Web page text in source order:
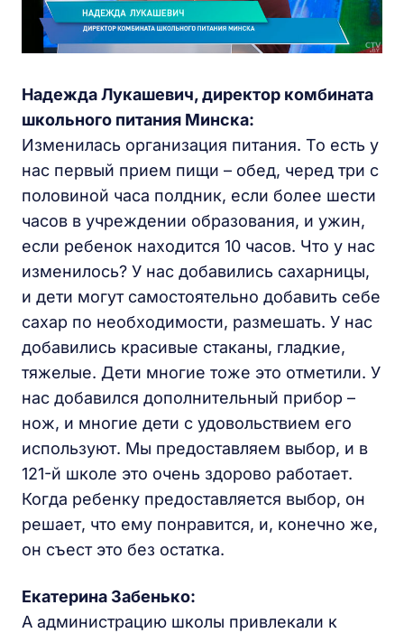
Надежда Лукашевич, директор комбината
школьного питания Минска:
Изменилась организация питания. То есть у
нас первый прием пищи – обед, черед три с
половиной часа полдник, если более шести
часов в учреждении образования, и ужин,
если ребенок находится 10 часов. Что у нас
изменилось? У нас добавились сахарницы,
и дети могут самостоятельно добавить себе
сахар по необходимости, размешать. У нас
добавились красивые стаканы, гладкие,
тяжелые. Дети многие тоже это отметили. У
нас добавился дополнительный прибор –
нож, и многие дети с удовольствием его
используют. Мы предоставляем выбор, и в
121-й школе это очень здорово работает.
Когда ребенку предоставляется выбор, он
решает, что ему понравится, и, конечно же,
он съест это без остатка.
Екатерина Забенько:
А администрацию школы привлекали к